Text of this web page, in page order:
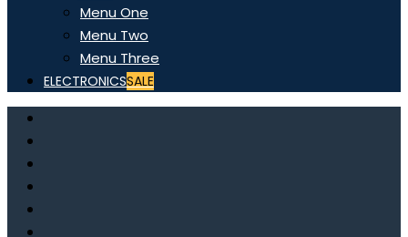
Menu One
Menu Two
Menu Three
ELECTRONICSSALE